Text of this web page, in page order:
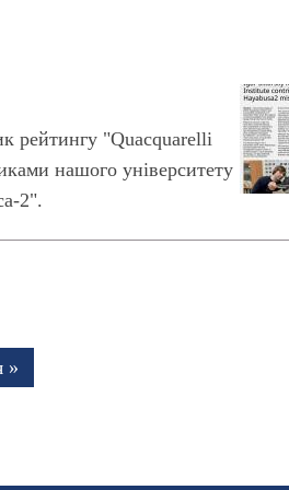
рейтингу "Quacquarelli
нашого університету
2".
»